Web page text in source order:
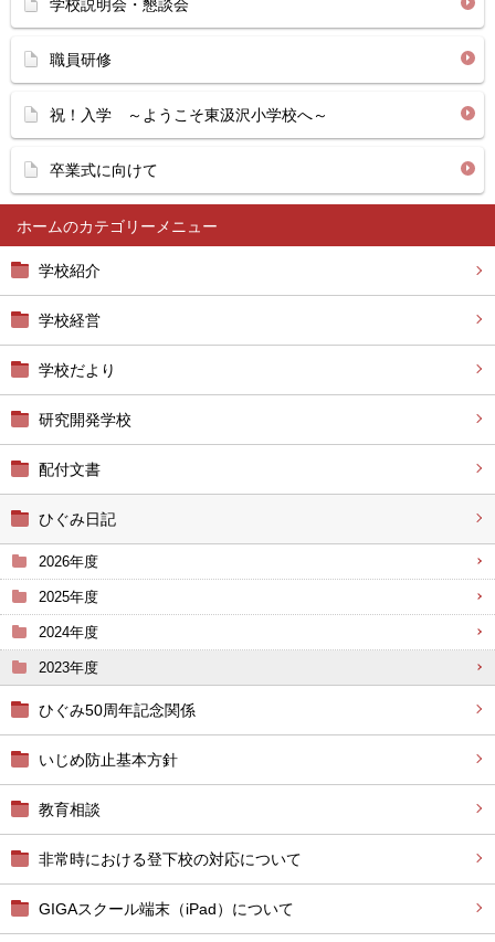
ホーム
学校紹介
学校経営
学校だより
研究開発学校
配付文書
ひぐみ日記
2026年度
2025年度
2024年度
2023年度
ひぐみ50周年記念関係
いじめ防止基本方針
教育相談
非常時における登下校の対応について
GIGAスクール端末（iPad）について
学校説明会・懇談会
職員研修
祝！入学 ～ようこそ東汲沢小学校へ～
卒業式に向けて